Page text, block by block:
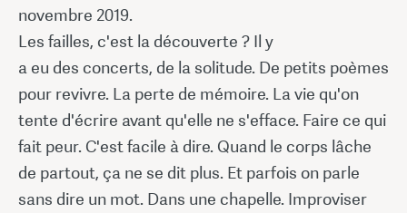
novembre 2019.
Les failles, c'est la découverte ? Il y
a eu des concerts, de la solitude. De petits poèmes
pour revivre. La perte de mémoire. La vie qu'on
tente d'écrire avant qu'elle ne s'efface. Faire ce qui
fait peur. C'est facile à dire. Quand le corps lâche
de partout, ça ne se dit plus. Et parfois on parle
sans dire un mot. Dans une chapelle. Improviser